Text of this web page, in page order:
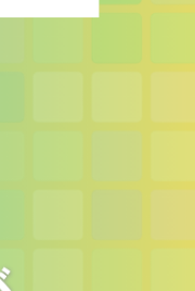
ージ 採用情報